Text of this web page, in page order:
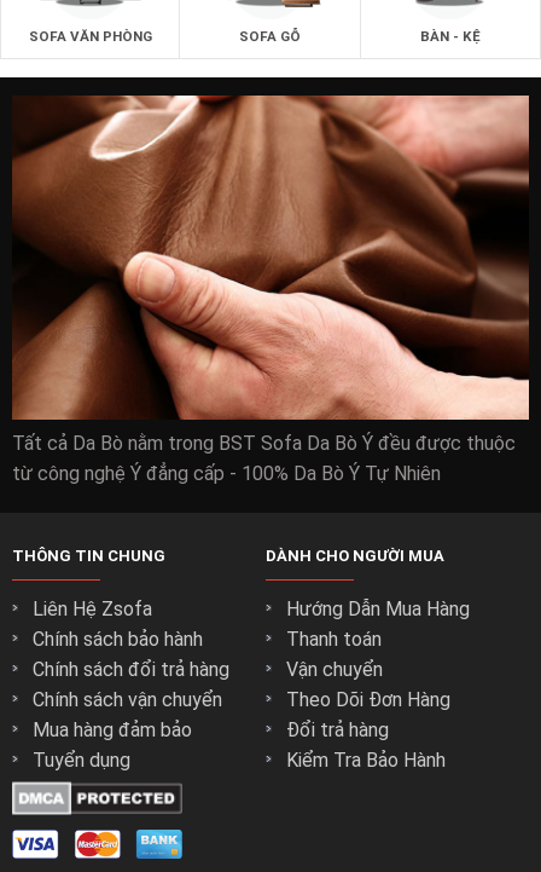
SOFA VĂN PHÒNG SOFA GỖ BÀN - KỆ
Tất cả Da Bò nằm trong BST Sofa Da Bò Ý đều được thuộc
từ công nghệ Ý đẳng cấp - 100% Da Bò Ý Tự Nhiên
THÔNG TIN CHUNG
Liên Hệ Zsofa
Chính sách bảo hành
Chính sách đổi trả hàng
Chính sách vận chuyển
Mua hàng đảm bảo
Tuyển dụng
DÀNH CHO NGƯỜI MUA
Hướng Dẫn Mua Hàng
Thanh toán
Vận chuyển
Theo Dõi Đơn Hàng
Đổi trả hàng
Kiểm Tra Bảo Hành